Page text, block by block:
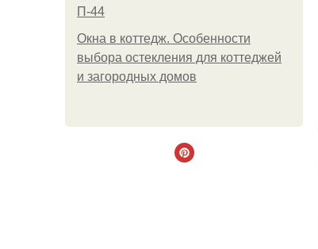
П-44
Окна в коттедж. Особенности
выбора остекления для коттеджей
и загородных домов